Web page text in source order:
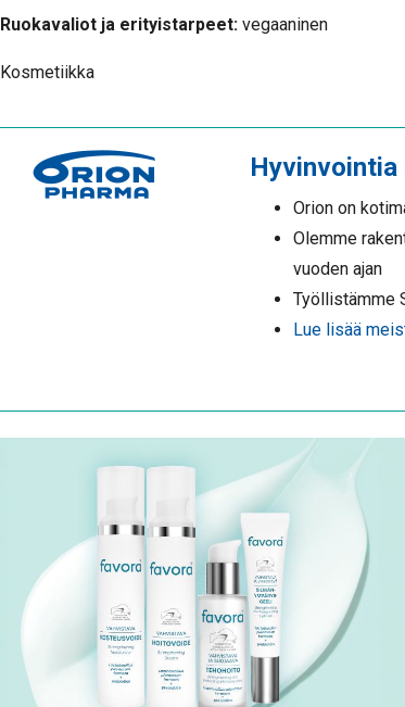
Ruokavaliot ja erityistarpeet: vegaaninen
Kosmetiikka
Orion on
Olemme
vuoden ajan
Työllistämme
Lue lisää